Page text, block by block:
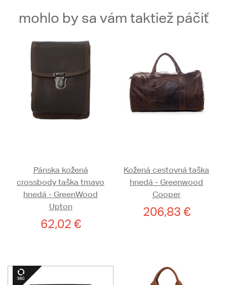
mohlo by sa vám taktiež páčiť
Pánska kožená
crossbody taška tmavo
hnedá - GreenWood
Upton
62,02 €
Kožená cestovná taška
hnedá - Greenwood
Cooper
206,83 €